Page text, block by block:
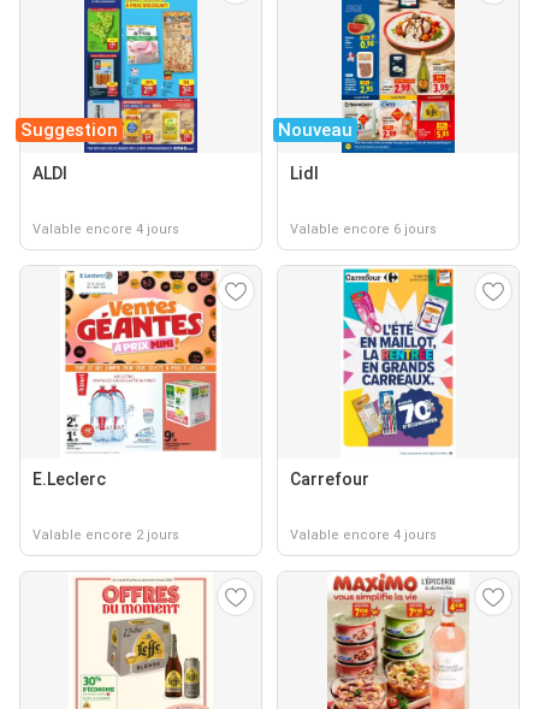
Suggestion
ALDI
Valable encore 4 jours
Nouveau
Lidl
Valable encore 6 jours
E.Leclerc
Valable encore 2 jours
Carrefour
Valable encore 4 jours